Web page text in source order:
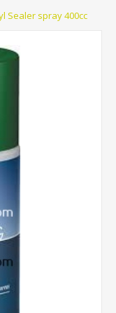
Sealer spray 400cc